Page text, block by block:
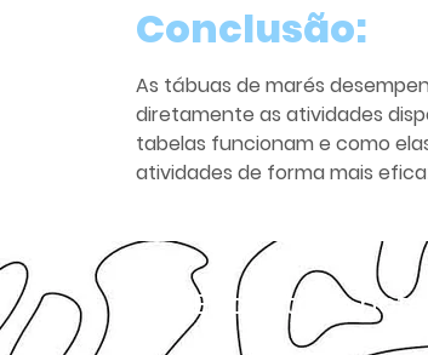
Conclusão:
As tábuas de marés
diretamente as atividades
tabelas funcionam e como
atividades de forma mais
Encontre o